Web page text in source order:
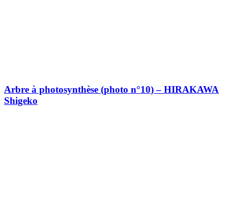
Arbre à photosynthèse (photo n°10) – HIRAKAWA
Shigeko